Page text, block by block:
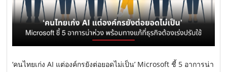
‘คนไทยเก่ง AI แต่องค์กรยังต่อยอดไม่เป็น’ Microsoft ชี้ 5 อาการน่า